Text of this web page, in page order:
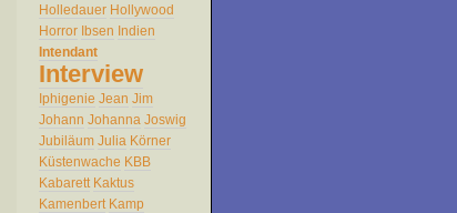
Holledauer Hollywood
Horror Ibsen Indien
Intendant
Interview
Iphigenie Jean Jim
Johann Johanna Joswig
Jubiläum Julia Körner
Küstenwache KBB
Kabarett Kaktus
Kamenbert Kamp